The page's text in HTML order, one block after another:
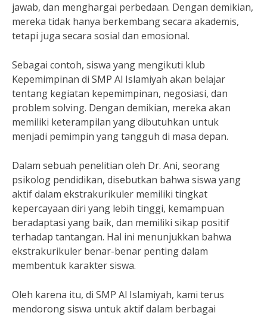
jawab, dan menghargai perbedaan. Dengan demikian,
mereka tidak hanya berkembang secara akademis,
tetapi juga secara sosial dan emosional.
Sebagai contoh, siswa yang mengikuti klub
Kepemimpinan di SMP Al Islamiyah akan belajar
tentang kegiatan kepemimpinan, negosiasi, dan
problem solving. Dengan demikian, mereka akan
memiliki keterampilan yang dibutuhkan untuk
menjadi pemimpin yang tangguh di masa depan.
Dalam sebuah penelitian oleh Dr. Ani, seorang
psikolog pendidikan, disebutkan bahwa siswa yang
aktif dalam ekstrakurikuler memiliki tingkat
kepercayaan diri yang lebih tinggi, kemampuan
beradaptasi yang baik, dan memiliki sikap positif
terhadap tantangan. Hal ini menunjukkan bahwa
ekstrakurikuler benar-benar penting dalam
membentuk karakter siswa.
Oleh karena itu, di SMP Al Islamiyah, kami terus
mendorong siswa untuk aktif dalam berbagai